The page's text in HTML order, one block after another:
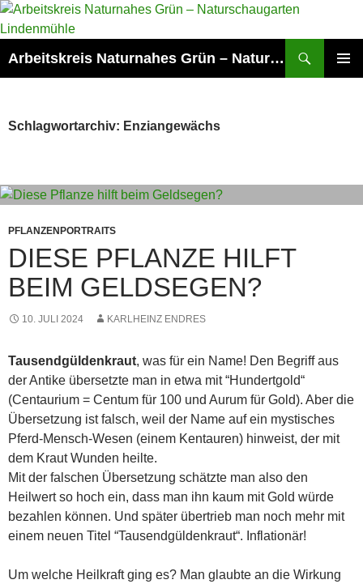
Zum
Inhalt
Arbeitskreis Naturnahes Grün – Naturschaugarten Lindenmühle
Schlagwortarchiv: Enziangewächs
PFLANZENPORTRAITS
DIESE PFLANZE HILFT
BEIM GELDSEGEN?
10. JULI 2024 KARLHEINZ ENDRES
Tausendgüldenkraut, was für ein Name! Den Begriff aus
der Antike übersetzte man in etwa mit “Hundertgold“
(Centaurium = Centum für 100 und Aurum für Gold). Aber die
Übersetzung ist falsch, weil der Name auf ein mystisches
Pferd-Mensch-Wesen (einem Kentauren) hinweist, der mit
dem Kraut Wunden heilte.
Mit der falschen Übersetzung schätzte man also den
Heilwert so hoch ein, dass man ihn kaum mit Gold würde
bezahlen können. Und später übertrieb man noch mehr mit
einem neuen Titel “Tausendgüldenkraut“. Inflationär!
Um welche Heilkraft ging es? Man glaubte an die Wirkung